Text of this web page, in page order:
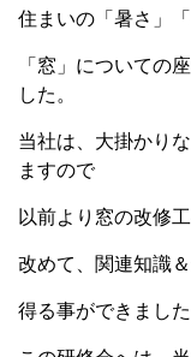
住まいの「暑さ」
「窓」についての
した。
当社は、大掛かり
ますので
以前より窓の改修
改めて、関連知識
得る事ができまし